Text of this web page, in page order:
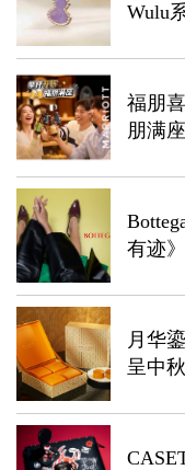
Wulu
福朋
朋满
有迹》
月华
呈中